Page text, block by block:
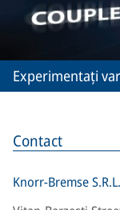
Contact
Knorr-Bremse S.R.L.
Experimentați